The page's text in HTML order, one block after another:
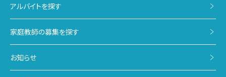
アルバイトを探す
家庭教師の募集を探す
お知らせ